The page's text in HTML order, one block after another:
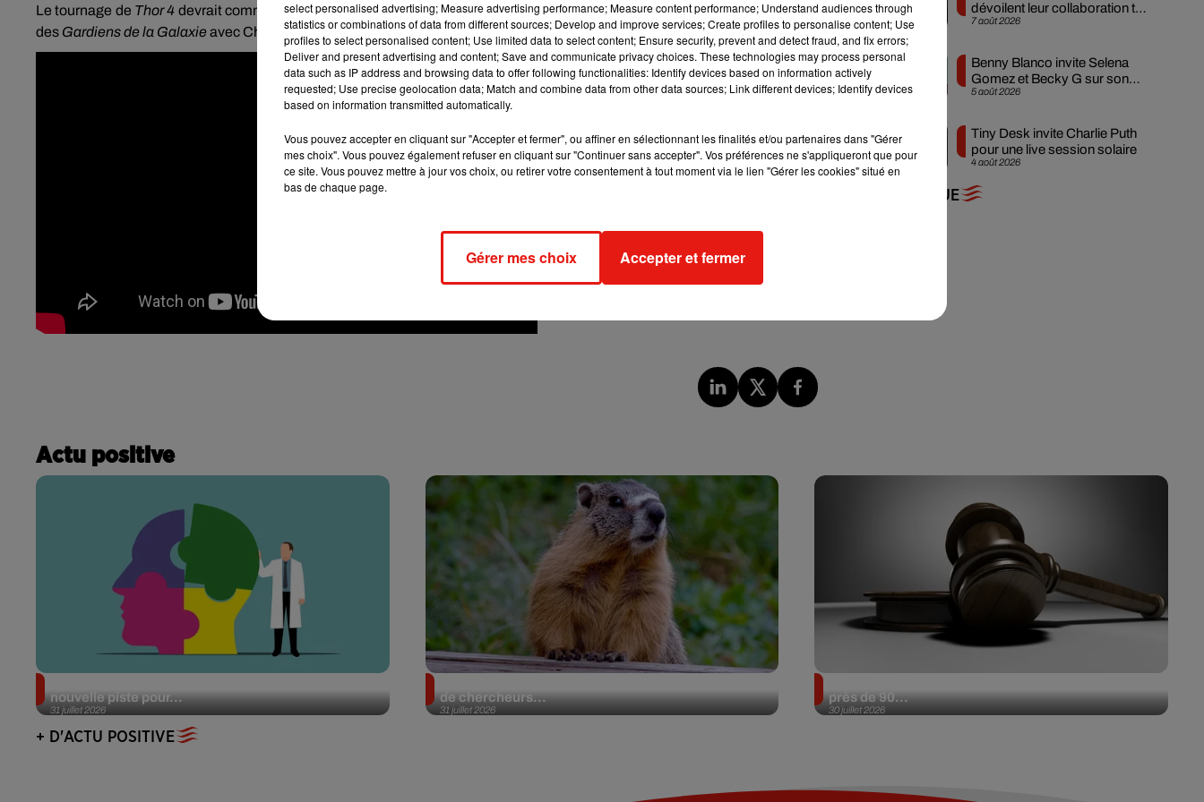
Le tournage de Thor 4 devrait commencer début 2021 pour une sortie au cinéma courant 2022, juste avant le troisième volet
des Gardiens de la Galaxieavec Chris Pratt, lui attendu en 2023.
7 août 2026
dévoilent leur collaboration tant
attendue
5 août 2026
Benny Blanco invite Selena
Gomez et Becky G sur son
nouveau single
4 août 2026
Tiny Desk invite Charlie Puth
pour une live session solaire
+ DE MUSIQUE
Actu positive
31 juillet 2026
nouvelle piste pour...
31 juillet 2026
de chercheurs...
30 juillet 2026
près de 90...
+ D'ACTU POSITIVE
select personalised advertising; Measure advertising performance; Measure content performance; Understand audiences through
statistics or combinations of data from different sources; Develop and improve services; Create profiles to personalise content; Use
profiles to select personalised content; Use limited data to select content; Ensure security, prevent and detect fraud, and fix errors;
Deliver and present advertising and content; Save and communicate privacy choices. These technologies may process personal
data such as IP address and browsing data to offer following functionalities: Identify devices based on information actively
requested; Use precise geolocation data; Match and combine data from other data sources; Link different devices; Identify devices
based on information transmitted automatically.
Vous pouvez accepter en cliquant sur "Accepter et fermer", ou affiner en sélectionnant les finalités et/ou partenaires dans "Gérer
mes choix". Vous pouvez également refuser en cliquant sur "Continuer sans accepter". Vos préférences ne s'appliqueront que pour
ce site. Vous pouvez mettre à jour vos choix, ou retirer votre consentement à tout moment via le lien "Gérer les cookies" situé en
bas de chaque page.
Gérer mes choix Accepter et fermer